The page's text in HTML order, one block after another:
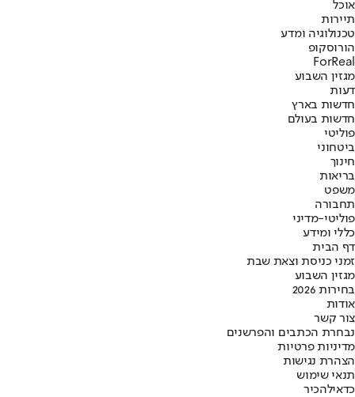
אוכל
תיירות
טכנולוגיה ומדע
הורוסקופ
ForReal
מגזין השבוע
דעות
חדשות בארץ
חדשות בעולם
פוליטי
ביטחוני
חינוך
בריאות
משפט
תחבורה
פוליטי-מדיני
כללי ומידע
דף הבית
זמני כניסת וצאת שבת
מגזין השבוע
בחירות 2026
אודות
צור קשר
נבחרת הכתבים והפרשנים
מדיניות פרטיות
הצהרת נגישות
תנאי שימוש
כדאילהכיר